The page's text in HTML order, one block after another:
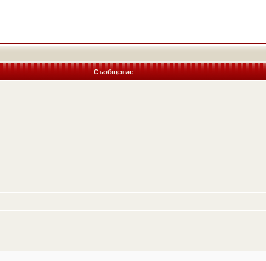
Съобщение